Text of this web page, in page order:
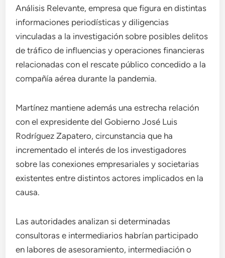
Análisis Relevante, empresa que figura en distintas
informaciones periodísticas y diligencias
vinculadas a la investigación sobre posibles delitos
de tráfico de influencias y operaciones financieras
relacionadas con el rescate público concedido a la
compañía aérea durante la pandemia.
Martínez mantiene además una estrecha relación
con el expresidente del Gobierno José Luis
Rodríguez Zapatero, circunstancia que ha
incrementado el interés de los investigadores
sobre las conexiones empresariales y societarias
existentes entre distintos actores implicados en la
causa.
Las autoridades analizan si determinadas
consultoras e intermediarios habrían participado
en labores de asesoramiento, intermediación o